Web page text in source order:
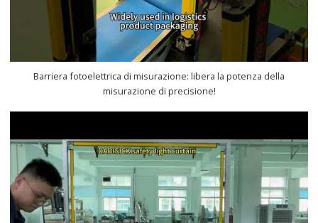
Barriera fotoelettrica di misurazione: libera la potenza della
misurazione di precisione!